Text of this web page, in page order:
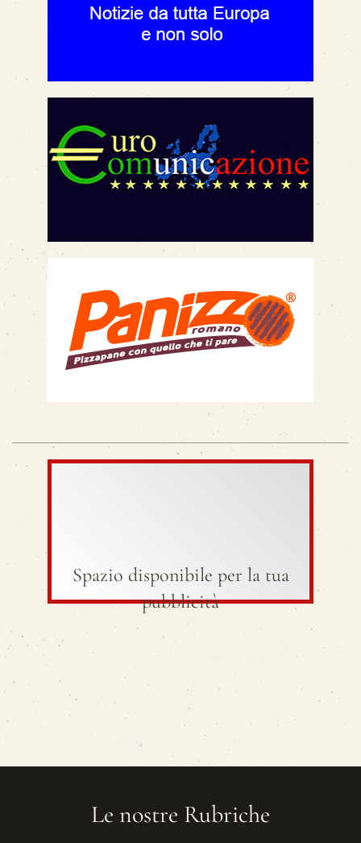
Spazio disponibile per la tua
pubblicità
Le nostre Rubriche